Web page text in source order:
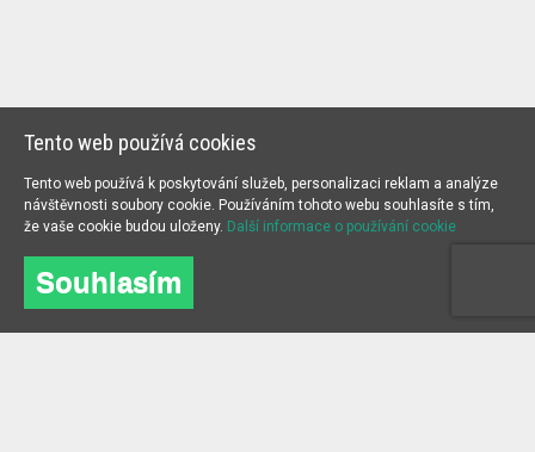
Tento web používá cookies
Tento web používá k poskytování služeb, personalizaci reklam a analýze
návštěvnosti soubory cookie. Používáním tohoto webu souhlasíte s tím,
že vaše cookie budou uloženy. Další informace o používání cookie
Souhlasím